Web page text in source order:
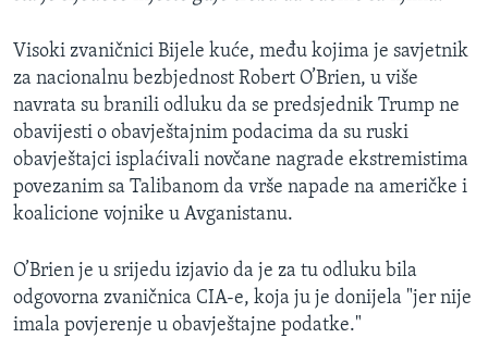
Visoki zvaničnici Bijele kuće, među kojima je savjetnik
za nacionalnu bezbjednost Robert O’Brien, u više
navrata su branili odluku da se predsjednik Trump ne
obavijesti o obavještajnim podacima da su ruski
obavještajci isplaćivali novčane nagrade ekstremistima
povezanim sa Talibanom da vrše napade na američke i
koalicione vojnike u Avganistanu.
O’Brien je u srijedu izjavio da je za tu odluku bila
odgovorna zvaničnica CIA-e, koja ju je donijela "jer nije
imala povjerenje u obavještajne podatke."